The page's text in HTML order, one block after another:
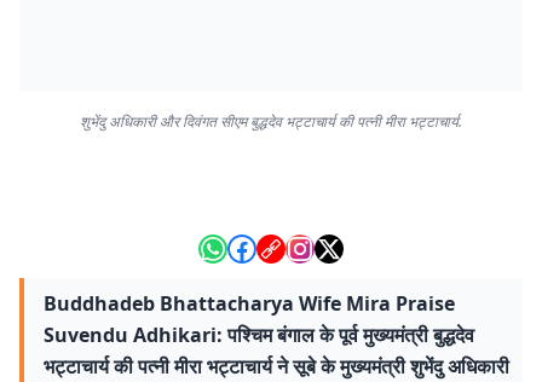
शुभेंदु अधिकारी और दिवंगत सीएम बुद्धदेव भट्टाचार्य की पत्नी मीरा भट्टाचार्य.
Buddhadeb Bhattacharya Wife Mira Praise
Suvendu Adhikari: पश्चिम बंगाल के पूर्व मुख्यमंत्री बुद्धदेव
भट्टाचार्य की पत्नी मीरा भट्टाचार्य ने सूबे के मुख्यमंत्री शुभेंदु अधिकारी